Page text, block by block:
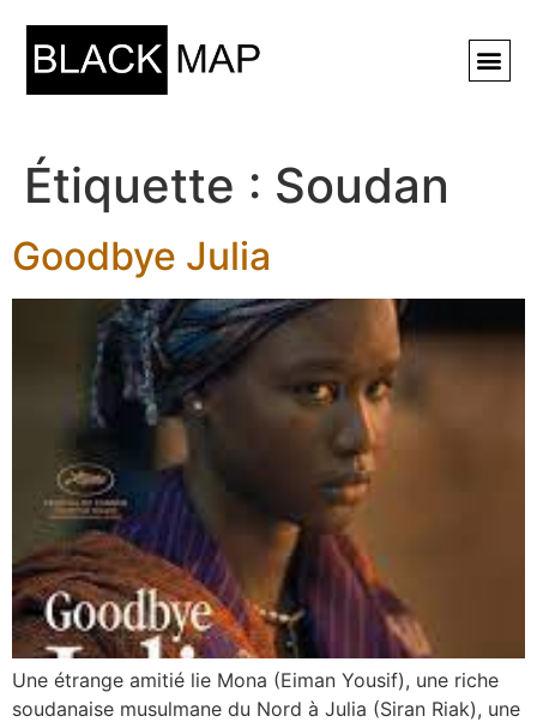
Étiquette : Soudan
Goodbye Julia
Une étrange amitié lie Mona (Eiman Yousif), une riche
soudanaise musulmane du Nord à Julia (Siran Riak), une